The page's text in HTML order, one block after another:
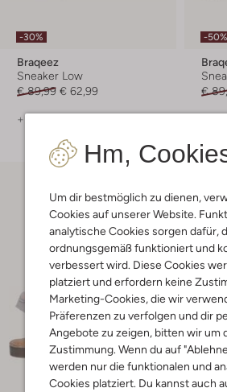
Hm,
Um dir bestmöglich zu dienen,
Cookies auf unserer Website.
analytische Cookies sorgen dafür,
ordnungsgemäß funktioniert und
verbessert wird. Diese Cookies
platziert und erfordern keine
Marketing-Cookies, die wir
Präferenzen zu verfolgen und dir
Angebote zu zeigen, bitten wir um
Zustimmung. Wenn du auf
werden nur die funktionalen und
Cookies platziert. Du kannst auch
-30%
Braqeez
Sneaker Low
€ 89,99 € 62,99
+ mehr farben
-50%
€